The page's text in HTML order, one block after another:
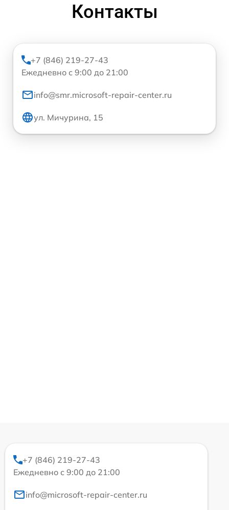
Контакты
+7 (846) 219-27-43
Ежедневно с 9:00 до 21:00
info@smr.microsoft-repair-center.ru
ул. Мичурина, 15
+7 (846) 219-27-43
Ежедневно с 9:00 до 21:00
info@microsoft-repair-center.ru